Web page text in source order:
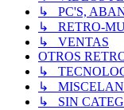
↳ PC'S,
↳ RETRO-
↳ VENTAS
OTROS
↳
↳
↳ SIN